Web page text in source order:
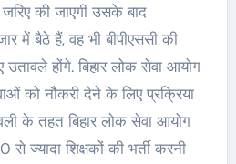
जरिए की जाएगी उसके बाद
में बैठे हैं, वह भी बीपीएससी की
उतावले होंगे. बिहार लोक सेवा आयोग
को नौकरी देने के लिए प्रक्रिया
के तहत बिहार लोक सेवा आयोग
शिक्षकों की भर्ती करनी